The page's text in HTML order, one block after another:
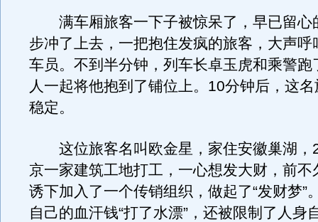
满车厢旅客一下子被惊呆了，早已留心
步冲了上去，一把抱住发疯的旅客，大声呼
车员。不到半分钟，列车长卓玉虎和乘警跑
人一起将他抱到了铺位上。10分钟后，这
稳定。
这位旅客名叫欧金星，家住安徽巢湖，
京一家建筑工地打工，一心想发大财，前不
诱下加入了一个传销组织，做起了“发财梦”
自己的血汗钱“打了水漂”，还被限制了人身